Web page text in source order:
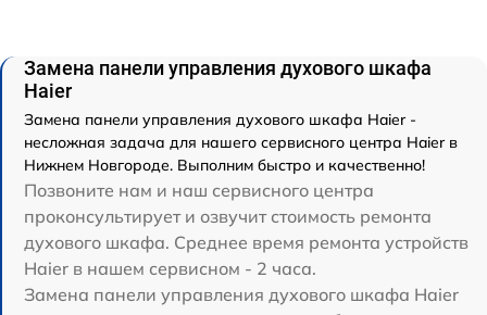
Замена панели управления духового шкафа
Haier
Замена панели управления духового шкафа Haier -
несложная задача для нашего сервисного центра Haier в
Нижнем Новгороде. Выполним быстро и качественно!
Позвоните нам и наш сервисного центра
проконсультирует и озвучит стоимость ремонта
духового шкафа. Среднее время ремонта устройств
Haier в нашем сервисном - 2 часа.
Замена панели управления духового шкафа Haier